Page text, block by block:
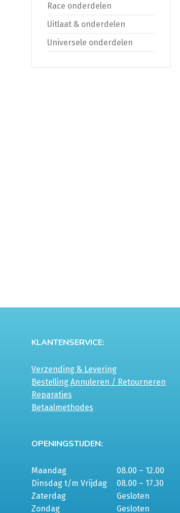
Race onderdelen
Uitlaat & onderdelen
Universele onderdelen
KLANTENSERVICE:
Verzending & Levering
Bestelling Annuleren / Retourneren
Reparaties
Betaalmethodes
OPENINGSTIJDEN:
Maandag
08.00 – 12.00
Dinsdag t/m Vrijdag
08.00 – 17.30
Zaterdag
Gesloten
Zondag
Gesloten